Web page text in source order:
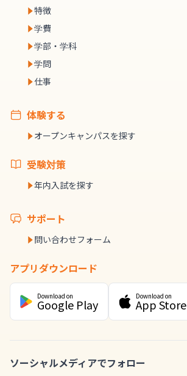
特徴
学費
学部・学科
学問
仕事
体験する
オープンキャンパスを探す
受験対策
年内入試を探す
サポート
問い合わせフォーム
アプリダウンロード
Download on
Google Play
Download on
App Store
ソーシャルメディアでフォロー